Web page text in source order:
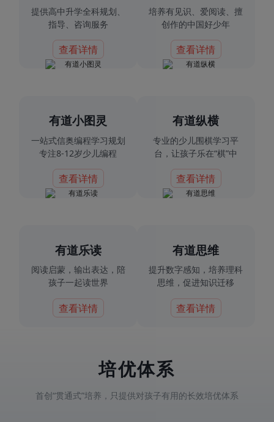
提供高中升学全科规划、
指导、咨询服务
查看详情
培养有见识、爱阅读、擅
创作的中国好少年
查看详情
有道小图灵
一站式信奥编程学习规划
专注8-12岁少儿编程
查看详情
有道纵横
专业的少儿围棋学习平
台，让孩子乐在“棋”中
查看详情
有道乐读
阅读启蒙，输出表达，陪
孩子一起读世界
查看详情
有道思维
提升数字感知，培养理科
思维，促进知识迁移
查看详情
培优体系
首创“贯通式”培养，只提供对孩子有用的长效培优体系